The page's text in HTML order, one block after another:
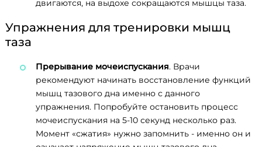
двигаются, на выдохе сокращаются мышцы таза.
Упражнения для тренировки мышц
таза
Прерывание мочеиспускания. Врачи
рекомендуют начинать восстановление функций
мышц тазового дна именно с данного
упражнения. Попробуйте остановить процесс
мочеиспускания на 5-10 секунд несколько раз.
Момент «сжатия» нужно запомнить - именно он и